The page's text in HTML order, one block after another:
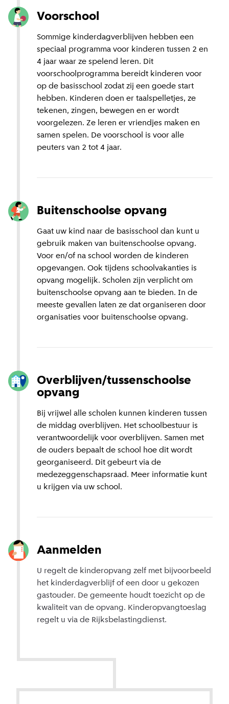
Voorschool
Sommige kinderdagverblijven hebben een
speciaal programma voor kinderen tussen 2 en
4 jaar waar ze spelend leren. Dit
voorschoolprogramma bereidt kinderen voor
op de basisschool zodat zij een goede start
hebben. Kinderen doen er taalspelletjes, ze
tekenen, zingen, bewegen en er wordt
voorgelezen. Ze leren er vriendjes maken en
samen spelen. De voorschool is voor alle
peuters van 2 tot 4 jaar.
Buitenschoolse opvang
Gaat uw kind naar de basisschool dan kunt u
gebruik maken van buitenschoolse opvang.
Voor en/of na school worden de kinderen
opgevangen. Ook tijdens schoolvakanties is
opvang mogelijk. Scholen zijn verplicht om
buitenschoolse opvang aan te bieden. In de
meeste gevallen laten ze dat organiseren door
organisaties voor buitenschoolse opvang.
Overblijven/tussenschoolse
opvang
Bij vrijwel alle scholen kunnen kinderen tussen
de middag overblijven. Het schoolbestuur is
verantwoordelijk voor overblijven. Samen met
de ouders bepaalt de school hoe dit wordt
georganiseerd. Dit gebeurt via de
medezeggenschapsraad. Meer informatie kunt
u krijgen via uw school.
Aanmelden
U regelt de kinderopvang zelf met bijvoorbeeld
het kinderdagverblijf of een door u gekozen
gastouder. De gemeente houdt toezicht op de
kwaliteit van de opvang. Kinderopvangtoeslag
regelt u via de Rijksbelastingdienst.